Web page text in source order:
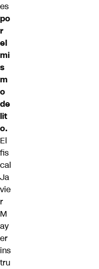
es
po
r
el
mi
s
m
o
de
lit
o.
El
fis
cal
Ja
vie
r
M
ay
er
ins
tru